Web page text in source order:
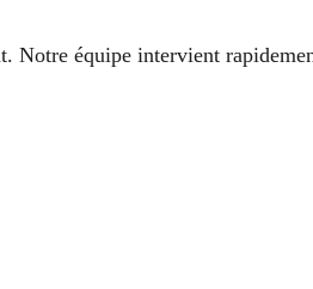
Notre équipe intervient